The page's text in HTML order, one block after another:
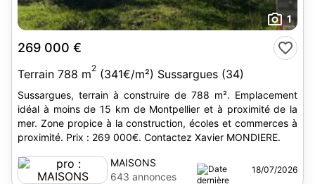
1
269 000 €
Terrain 788 m2 (341€/m²) Sussargues (34)
Sussargues, terrain à construire de 788 m². Emplacement
idéal à moins de 15 km de Montpellier et à proximité de la
mer. Zone propice à la construction, écoles et commerces à
proximité. Prix : 269 000€. Contactez Xavier MONDIERE.
MAISONS
FRANCE
643 annonces
18/07/2026